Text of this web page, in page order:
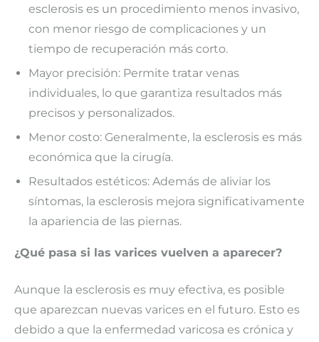
esclerosis es un procedimiento menos invasivo,
con menor riesgo de complicaciones y un
tiempo de recuperación más corto.
Mayor precisión: Permite tratar venas
individuales, lo que garantiza resultados más
precisos y personalizados.
Menor costo: Generalmente, la esclerosis es más
económica que la cirugía.
Resultados estéticos: Además de aliviar los
síntomas, la esclerosis mejora significativamente
la apariencia de las piernas.
¿Qué pasa si las varices vuelven a aparecer?
Aunque la esclerosis es muy efectiva, es posible
que aparezcan nuevas varices en el futuro. Esto es
debido a que la enfermedad varicosa es crónica y